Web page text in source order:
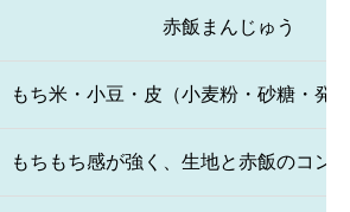
赤飯まんじゅう
もち米・小豆・皮（小麦粉・砂糖・発
もちもち感が強く、生地と赤飯のコン